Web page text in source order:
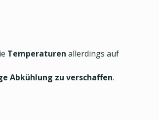
Temperaturen allerdings auf
Abkühlung zu verschaffen.